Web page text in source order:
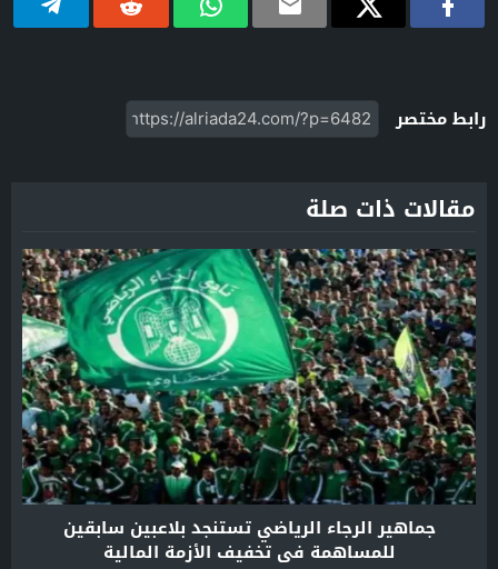
رابط مختصر
مقالات ذات صلة
جماهير الرجاء الرياضي تستنجد بلاعبين سابقين
للمساهمة في تخفيف الأزمة المالية